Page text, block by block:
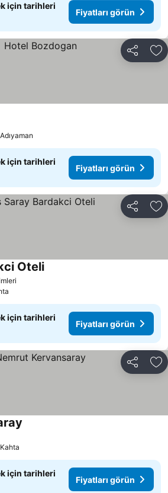
için tarihleri
Fiyatları görün
Paylaş
görün
Adıyaman
için tarihleri
Fiyatları görün
Paylaş
OteliFiyatları görün
için tarihleri
Fiyatları görün
Paylaş
Kahta
için tarihleri
Fiyatları görün